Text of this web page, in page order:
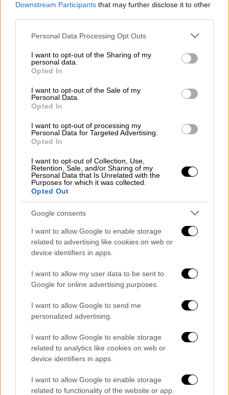
Downstream Participants that may further disclose it to other
Please note that this website/app uses one or more Google
not limited to your visit or usage behaviour. You may click to
grant or deny consent to Google and its third-party tags to
use your data for below specified purposes in below Google
consent section.
Personal Data Processing Opt Outs
I want to opt-out of the Sharing of my
personal data.
Opted In
I want to opt-out of the Sale of my
Personal Data.
Opted In
I want to opt-out of processing my
Personal Data for Targeted Advertising.
Opted In
I want to opt-out of Collection, Use,
Retention, Sale, and/or Sharing of my
Personal Data that Is Unrelated with the
Purposes for which it was collected.
Opted Out
Google consents
I want to allow Google to enable storage
related to advertising like cookies on web or
device identifiers in apps.
I want to allow my user data to be sent to
Google for online advertising purposes.
I want to allow Google to send me
personalized advertising.
I want to allow Google to enable storage
related to analytics like cookies on web or
device identifiers in apps.
I want to allow Google to enable storage
related to functionality of the website or app.
| 16.09.2023 21:22
Μέτρα για την ενίσχυση της δημόσιας
Τι είπε ο Μητσοτάκης για τα νοσοκομεία
Σειρά μέτρων για την ενίσχυση της
δημόσιας Υγείας, όπως την πρόσληψη
10.000, ανακοίνωσε ο Πρωθυπουργός
Κυριάκος Μητσοτάκης από το βήμα της ΔΕΘ
2023 στη Θεσσαλονίκη
|01.09.2023 16:21
ΕΚΑΒ: Οι 5 αλλαγές που προωθεί η
κυβέρνηση για τα ασθενοφόρα -
«Αγκάθι» οι αργοί ρυθμοί των